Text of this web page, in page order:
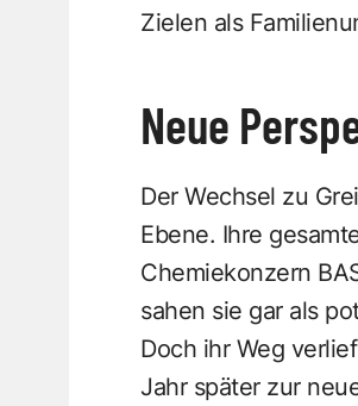
Zielen als
Neue
Der Wechsel zu
Ebene. Ihre
Chemiekonzern
sahen sie gar als
Doch ihr Weg
Jahr später zur